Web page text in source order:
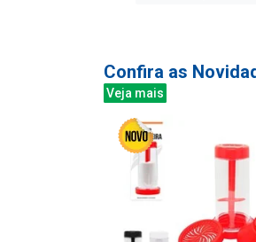
Confira as
Veja mais